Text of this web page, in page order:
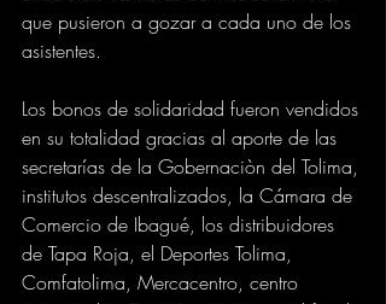
que pusieron a gozar a cada uno de los
asistentes.
Los bonos de solidaridad fueron vendidos
en su totalidad gracias al aporte de las
secretarías de la Gobernaciòn del Tolima,
institutos descentralizados, la Cámara de
Comercio de Ibagué, los distribuidores
de Tapa Roja, el Deportes Tolima,
Comfatolima, Mercacentro, centro